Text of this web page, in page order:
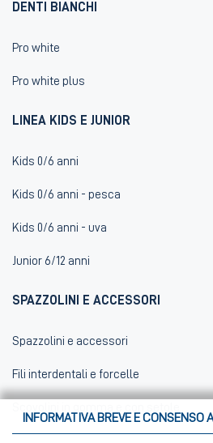
DENTI BIANCHI
Pro white
Pro white plus
LINEA KIDS E JUNIOR
Kids 0/6 anni
Kids 0/6 anni - pesca
Kids 0/6 anni - uva
Junior 6/12 anni
SPAZZOLINI E ACCESSORI
Spazzolini e accessori
Fili interdentali e forcelle
INFORMATIVA BREVE E CONSENSO